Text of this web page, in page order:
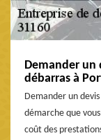
Demander un
débarras à
Demander un
démarche que
coût des